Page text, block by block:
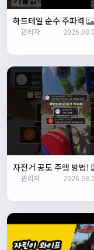
Leepi08:05:10
좌측 로고(메인 대
눌러야 해서 불편하
메인으로 이동하
관리자 16:50:47
한번 확인해보겠습
명신이10:43:01
너무 추워요
부두게이 BRBR
잔차나라 화이팅!!
관리자 10:15:31
감사합니다 파이팅
서준22:03:11
저 첫 로드로 힉스
하드테일 순수 주파력
관리자
자전거 공도 주행 방법!
관리자